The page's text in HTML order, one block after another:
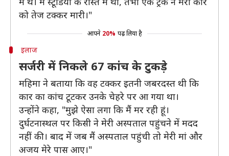
को तेज टक्कर मारी।"
आपने 20% पढ़ लिया है
इलाज
सर्जरी में निकले 67 कांच के टुकड़े
महिमा ने बताया कि वह टक्कर इतनी जबरदस्त थी कि
कार का कांच टूटकर उनके चेहरे पर आ गया था।
उन्होंने कहा, "मुझे ऐसा लगा कि मैं मर रही हूं।
दुर्घटनास्थल पर किसी ने मेरी अस्पताल पहुंचने में मदद
नहीं की। बाद में जब मैं अस्पताल पहुंची तो मेरी मां और
अजय मेरे पास आए।"